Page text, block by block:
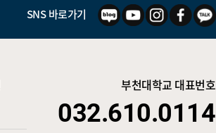
SNS 바로가기
부천대학교 대표번호
032.610.0114